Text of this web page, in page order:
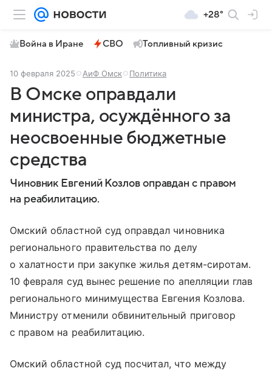
+28°
Война в Иране СВО Топливный кризис
10 февраля 2025 АиФ Омск Политика
В Омске оправдали
министра, осуждённого за
неосвоенные бюджетные
средства
Чиновник Евгений Козлов оправдан с правом
на реабилитацию.
Омский областной суд оправдал чиновника
регионального правительства по делу
о халатности при закупке жилья детям-сиротам.
10 февраля суд вынес решение по апелляции глав
регионального минимущества Евгения Козлова.
Министру отменили обвинительный приговор
с правом на реабилитацию.
Омский областной суд посчитал, что между